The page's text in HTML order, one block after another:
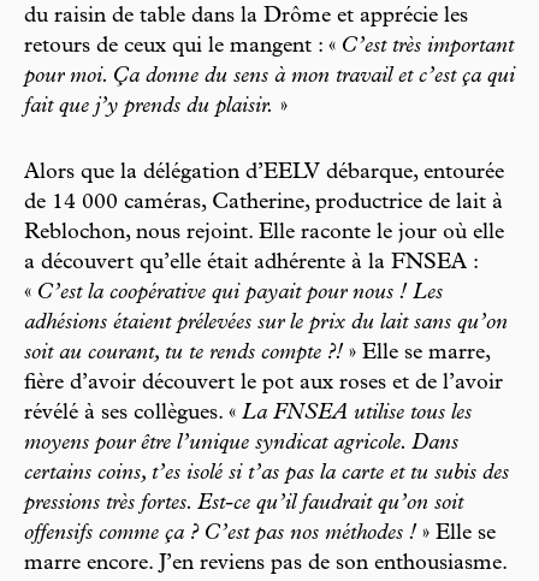
du raisin de table dans la Drôme et apprécie les
retours de ceux qui le mangent : « C’est très important
pour moi. Ça donne du sens à mon travail et c’est ça qui
fait que j’y prends du plaisir. »
Alors que la délégation d’EELV débarque, entourée
de 14 000 caméras, Catherine, productrice de lait à
Reblochon, nous rejoint. Elle raconte le jour où elle
a découvert qu’elle était adhérente à la FNSEA :
« C’est la coopérative qui payait pour nous ! Les
adhésions étaient prélevées sur le prix du lait sans qu’on
soit au courant, tu te rends compte ?! » Elle se marre,
fière d’avoir découvert le pot aux roses et de l’avoir
révélé à ses collègues. « La FNSEA utilise tous les
moyens pour être l’unique syndicat agricole. Dans
certains coins, t’es isolé si t’as pas la carte et tu subis des
pressions très fortes. Est-ce qu’il faudrait qu’on soit
offensifs comme ça ? C’est pas nos méthodes ! » Elle se
marre encore. J’en reviens pas de son enthousiasme.